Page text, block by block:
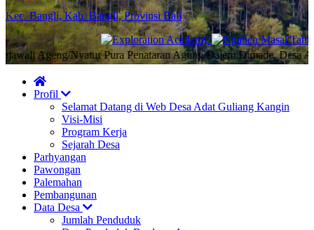
Kec. Bangli, Kab. Bangli, Provinsi Bali
Ageng/Nyatur Pura Penataran Agung Dalem Dimade, Desa
Profil
Selamat Datang di Web Desa Adat Guliang Kangin
Visi-Misi
Program Kerja
Sejarah Desa
Parhyangan
Pawongan
Palemahan
Pembangunan
Data Desa
Jumlah Penduduk